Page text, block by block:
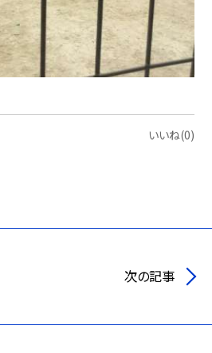
いいね(0)
次の記事